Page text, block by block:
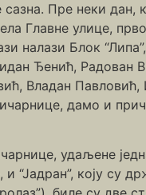
Пре неки дан,
Главне улице,
налази Блок
Ђенић, Радован
Владан Павловић,
дамо и
удаљене
“Јадран”, коју су